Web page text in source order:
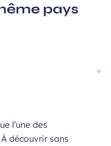
pays
l’une des
découvrir sans